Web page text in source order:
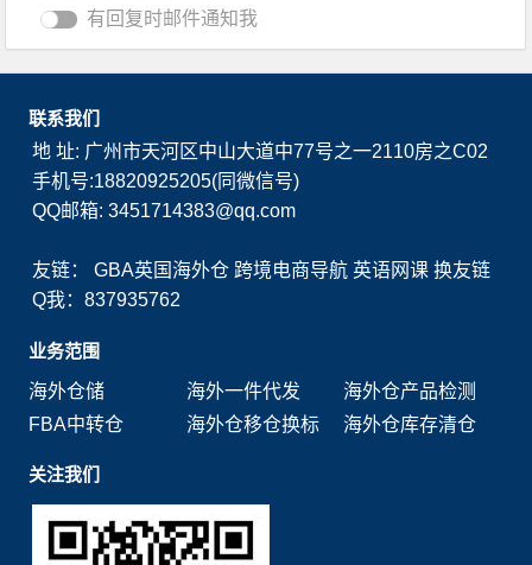
有回复时邮件通知我
联系我们
地 址: 广州市天河区中山大道中77号之一2110房之C02
手机号:18820925205(同微信号)
QQ邮箱: 3451714383@qq.com
友链：GBA英国海外仓 跨境电商导航 英语网课 换友链
Q我：837935762
业务范围
海外仓储
海外一件代发
海外仓产品检测
FBA中转仓
海外仓移仓换标 海外仓库存清仓
关注我们